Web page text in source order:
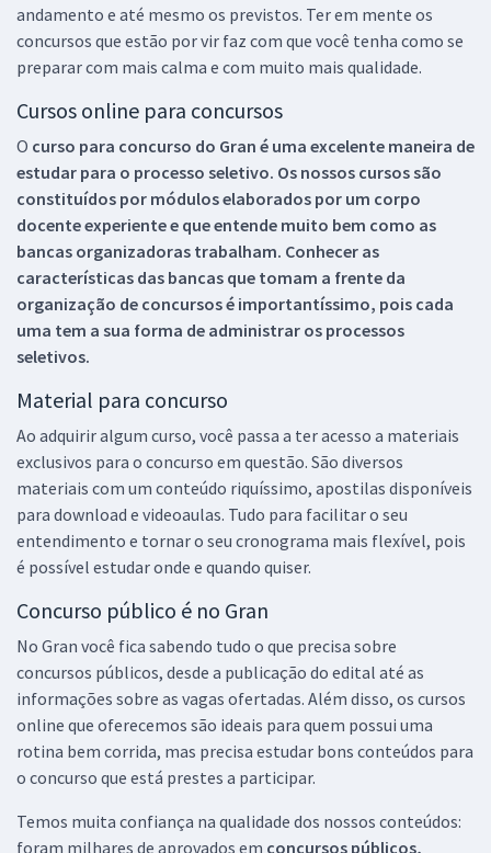
andamento e até mesmo os previstos. Ter em mente os
concursos que estão por vir faz com que você tenha como se
preparar com mais calma e com muito mais qualidade.
Cursos online para concursos
O curso para concurso do Gran é uma excelente maneira de
estudar para o processo seletivo. Os nossos cursos são
constituídos por módulos elaborados por um corpo
docente experiente e que entende muito bem como as
bancas organizadoras trabalham. Conhecer as
características das bancas que tomam a frente da
organização de concursos é importantíssimo, pois cada
uma tem a sua forma de administrar os processos
seletivos.
Material para concurso
Ao adquirir algum curso, você passa a ter acesso a materiais
exclusivos para o concurso em questão. São diversos
materiais com um conteúdo riquíssimo, apostilas disponíveis
para download e videoaulas. Tudo para facilitar o seu
entendimento e tornar o seu cronograma mais flexível, pois
é possível estudar onde e quando quiser.
Concurso público é no Gran
No Gran você fica sabendo tudo o que precisa sobre
concursos públicos, desde a publicação do edital até as
informações sobre as vagas ofertadas. Além disso, os cursos
online que oferecemos são ideais para quem possui uma
rotina bem corrida, mas precisa estudar bons conteúdos para
o concurso que está prestes a participar.
Temos muita confiança na qualidade dos nossos conteúdos:
foram milhares de aprovados em concursos públicos,